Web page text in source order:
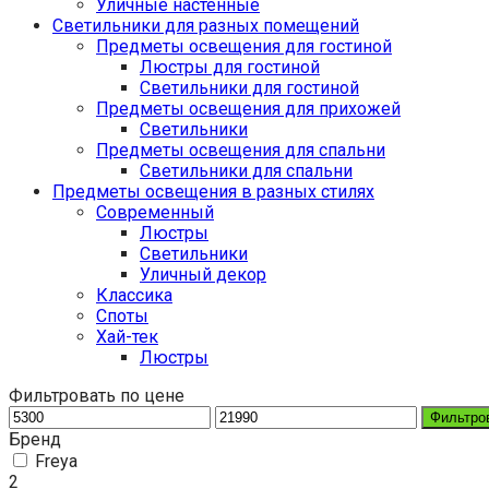
Уличные настенные
Светильники для разных помещений
Предметы освещения для гостиной
Люстры для гостиной
Светильники для гостиной
Предметы освещения для прихожей
Светильники
Предметы освещения для спальни
Светильники для спальни
Предметы освещения в разных стилях
Cовременный
Люстры
Светильники
Уличный декор
Классика
Споты
Хай-тек
Люстры
Фильтровать по цене
Бренд
Freya
2